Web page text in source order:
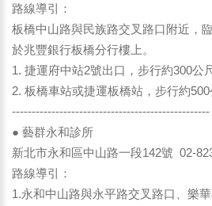
路線導引：
板橋中山路與民族路交叉路口附近，
於兆豐銀行板橋分行樓上。
1. 捷運府中站2號出口，步行約300公
2. 板橋車站或捷運板橋站，步行約500
--------------------------------------------------
● 藝群永和診所
新北市永和區中山路一段142號 02-
路線導引：
1.永和中山路與永平路交叉路口、樂